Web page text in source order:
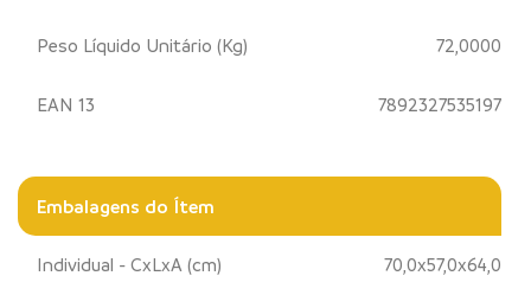
Peso Líquido Unitário (Kg) 72,0000
EAN 13 7892327535197
Embalagens do Ítem
Individual - CxLxA (cm) 70,0x57,0x64,0